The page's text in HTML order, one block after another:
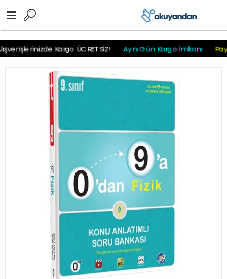
Kargo ÜCRETSİZ! Aynı Gün Kargo İmkanı